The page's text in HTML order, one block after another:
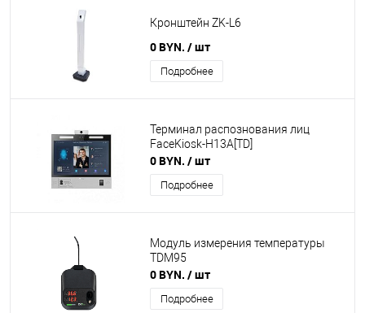
Кронштейн ZK-L6
0 BYN. / шт
Подробнее
Терминал распознования лиц
FaceKiosk-H13A[TD]
0 BYN. / шт
Подробнее
Модуль измерения температуры
TDM95
0 BYN. / шт
Подробнее